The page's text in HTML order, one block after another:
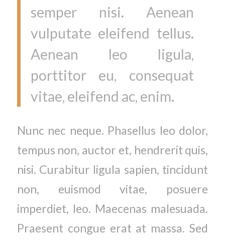
semper nisi. Aenean
vulputate eleifend tellus.
Aenean leo ligula,
porttitor eu, consequat
vitae, eleifend ac, enim.
Nunc nec neque. Phasellus leo dolor,
tempus non, auctor et, hendrerit quis,
nisi. Curabitur ligula sapien, tincidunt
non, euismod vitae, posuere
imperdiet, leo. Maecenas malesuada.
Praesent congue erat at massa. Sed